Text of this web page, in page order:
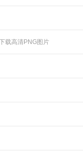
载高清PNG图片